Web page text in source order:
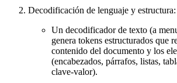
Decodificación de lenguaje y estructura:
Un decodificador de texto (a
genera tokens estructurados que
contenido del documento y los
(encabezados, párrafos, listas,
clave-valor).